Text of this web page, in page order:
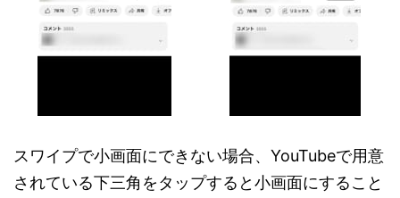
スワイプで小画面にできない場合、YouTubeで用意
されている下三角をタップすると小画面にすること